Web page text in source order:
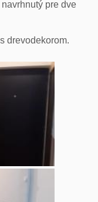
pre dve
drevodekorom.